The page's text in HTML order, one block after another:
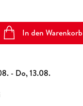
In den Warenkorb
- Do, 13.08.